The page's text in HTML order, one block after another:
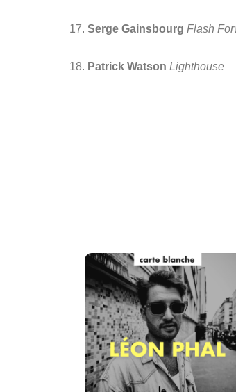
Serge Gainsbourg Flash
Patrick Watson Lighthouse